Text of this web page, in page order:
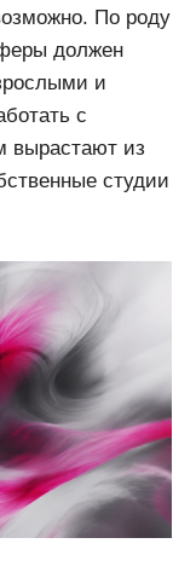
По роду
должен
и
с
вырастают из
студии